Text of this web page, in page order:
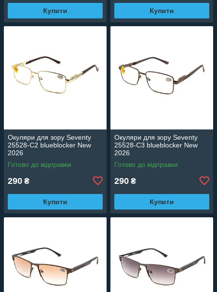
Купити Купити
Окуляри для зору Seventy
25528-C2 blueblocker New
2026
Готово до відправки
290 ₴
Купити
Окуляри для зору Seventy
25528-C3 blueblocker New
2026
Готово до відправки
290 ₴
Купити